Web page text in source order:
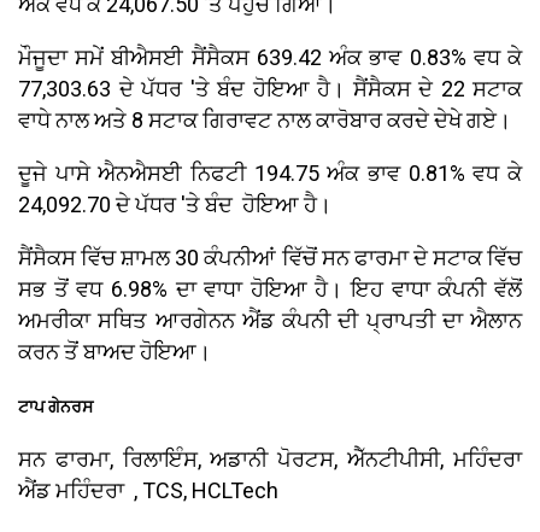
ਮੌਜੂਦਾ ਸਮੇਂ ਬੀਐਸਈ ਸੈਂਸੈਕਸ 639.42 ਅੰਕ ਭਾਵ 0.83% ਵਧ ਕੇ
77,303.63 ਦੇ ਪੱਧਰ 'ਤੇ ਬੰਦ ਹੋਇਆ ਹੈ। ਸੈਂਸੈਕਸ ਦੇ 22 ਸਟਾਕ
ਵਾਧੇ ਨਾਲ ਅਤੇ 8 ਸਟਾਕ ਗਿਰਾਵਟ ਨਾਲ ਕਾਰੋਬਾਰ ਕਰਦੇ ਦੇਖੇ ਗਏ।
ਦੂਜੇ ਪਾਸੇ ਐਨਐਸਈ ਨਿਫਟੀ 194.75 ਅੰਕ ਭਾਵ 0.81% ਵਧ ਕੇ
24,092.70 ਦੇ ਪੱਧਰ 'ਤੇ ਬੰਦ ਹੋਇਆ ਹੈ।
ਸੈਂਸੈਕਸ ਵਿੱਚ ਸ਼ਾਮਲ 30 ਕੰਪਨੀਆਂ ਵਿੱਚੋਂ ਸਨ ਫਾਰਮਾ ਦੇ ਸਟਾਕ ਵਿੱਚ
ਸਭ ਤੋਂ ਵਧ 6.98% ਦਾ ਵਾਧਾ ਹੋਇਆ ਹੈ। ਇਹ ਵਾਧਾ ਕੰਪਨੀ ਵੱਲੋਂ
ਅਮਰੀਕਾ ਸਥਿਤ ਆਰਗੇਨਨ ਐਂਡ ਕੰਪਨੀ ਦੀ ਪ੍ਰਾਪਤੀ ਦਾ ਐਲਾਨ
ਕਰਨ ਤੋਂ ਬਾਅਦ ਹੋਇਆ।
ਟਾਪ ਗੇਨਰਸ
ਸਨ ਫਾਰਮਾ, ਰਿਲਾਇੰਸ, ਅਡਾਨੀ ਪੋਰਟਸ, ਐੱਨਟੀਪੀਸੀ, ਮਹਿੰਦਰਾ
ਐਂਡ ਮਹਿੰਦਰਾ , TCS, HCLTech